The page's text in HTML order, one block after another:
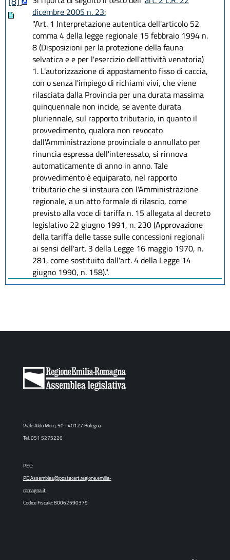
dicembre 2005 n. 23:
"Art. 1 Interpretazione autentica dell'articolo 52
comma 4 della legge regionale 15 febbraio 1994 n.
8 (Disposizioni per la protezione della fauna
selvatica e e per l'esercizio dell'attività venatoria)
1. L'autorizzazione di appostamento fisso di caccia,
con o senza l'impiego di richiami vivi, che viene
rilasciata dalla Provincia per una durata massima
quinquennale non incide, se avente durata
pluriennale, sul rapporto tributario, in quanto il
provvedimento, qualora non revocato
dall'Amministrazione provinciale o annullato per
rinuncia espressa dell'interessato, si rinnova
automaticamente di anno in anno. Tale
provvedimento è equiparato, nel rapporto
tributario che si instaura con l'Amministrazione
regionale, a un atto formale di rilascio, come
previsto alla voce di tariffa n. 15 allegata al decreto
legislativo 22 giugno 1991, n. 230 (Approvazione
della tariffa delle tasse sulle concessioni regionali
ai sensi dell'art. 3 della Legge 16 maggio 1970, n.
281, come sostituito dall'art. 4 della Legge 14
giugno 1990, n. 158).".
Viale Aldo Moro, 50 - 40127 Bologna
Tel. 051 5275226
PEC:
PEIAssemblea@postacert.regione.emilia-
romagna.it
Codice Fiscale: 80062590379